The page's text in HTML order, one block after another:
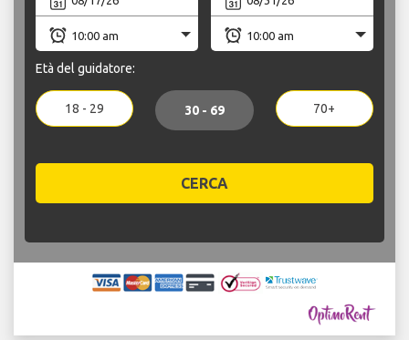
Età del guidatore:
18 - 29 30 - 69 70+
CERCA